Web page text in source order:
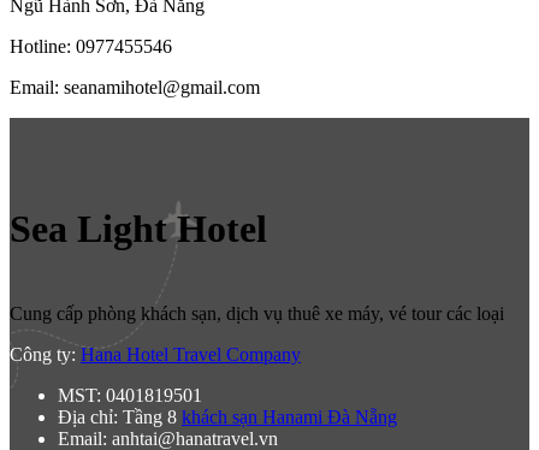
Ngũ Hành Sơn, Đà Nẵng
Hotline: 0977455546
Email: seanamihotel@gmail.com
Sea Light Hotel
Cung cấp phòng khách sạn, dịch vụ thuê xe máy, vé tour các loại
Công ty: Hana Hotel Travel Company
MST: 0401819501
Địa chỉ: Tầng 8 khách sạn Hanami Đà Nẵng
Email: anhtai@hanatravel.vn